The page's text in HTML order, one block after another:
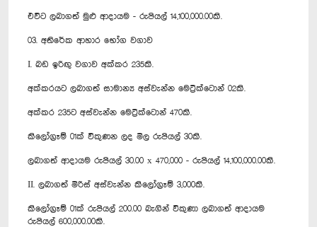
එවිට ලබාගත් මුළු ආදායම - රුපියල් 14,100,000.00කි.
03. අතිරේක ආහාර භෝග වගාව
I. බඩ ඉරිඟු වගාව අක්කර 235කි.
අක්කරයට ලබාගත් සාමාන්‍ය අස්වැන්න මෙට්‍රික්ටොන් 02කි.
අක්කර 235ට අස්වැන්න මෙට්‍රික්ටොන් 470කි.
කිලෝග්‍රෑම් 01ක් විකුණන ලද මිල රුපියල් 30කි.
ලබාගත් ආදායම රුපියල් 30.00 x 470,000 - රුපියල් 14,100,000.00කි.
II. ලබාගත් මිරිස් අස්වැන්න කිලෝග්‍රෑම් 3,000කි.
කිලෝග්‍රෑම් 01ක් රුපියල් 200.00 බැගින් විකුණා ලබාගත් ආදායම
රුපියල් 600,000.00කි.